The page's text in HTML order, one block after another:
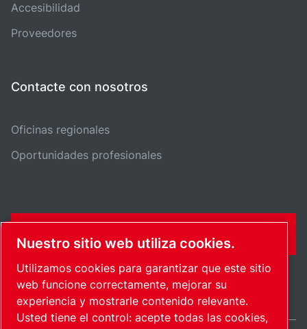
Accesibilidad
Proveedores
Contacte con nosotros
Oficinas regionales
Oportunidades profesionales
Nuestro sitio web utiliza cookies.
Utilizamos cookies para garantizar que este sitio
web funcione correctamente, mejorar su
experiencia y mostrarle contenido relevante.
Usted tiene el control: acepte todas las cookies,